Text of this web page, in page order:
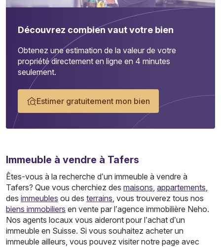
Découvrez combien vaut votre bien
Obtenez une estimation de la valeur de votre
propriété directement en ligne en 4 minutes
seulement.
Estimer gratuitement mon bien
Immeuble à vendre à Tafers
Êtes-vous à la recherche d’un immeuble à vendre à
Tafers? Que vous cherchiez des maisons, appartements,
des immeubles ou des terrains, vous trouverez tous nos
biens immobiliers en vente par l’agence immobilière Neho.
Nos agents locaux vous aideront pour l’achat d’un
immeuble en Suisse. Si vous souhaitez acheter un
immeuble ailleurs, vous pouvez visiter notre page avec